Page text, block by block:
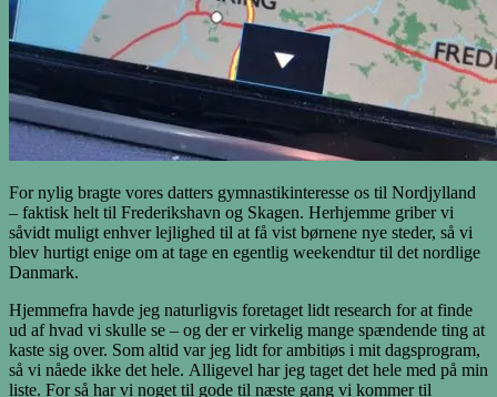
For nylig bragte vores datters gymnastikinteresse os til Nordjylland
– faktisk helt til Frederikshavn og Skagen. Herhjemme griber vi
såvidt muligt enhver lejlighed til at få vist børnene nye steder, så vi
blev hurtigt enige om at tage en egentlig weekendtur til det nordlige
Danmark.
Hjemmefra havde jeg naturligvis foretaget lidt research for at finde
ud af hvad vi skulle se – og der er virkelig mange spændende ting at
kaste sig over. Som altid var jeg lidt for ambitiøs i mit dagsprogram,
så vi nåede ikke det hele. Alligevel har jeg taget det hele med på min
liste. For så har vi noget til gode til næste gang vi kommer til